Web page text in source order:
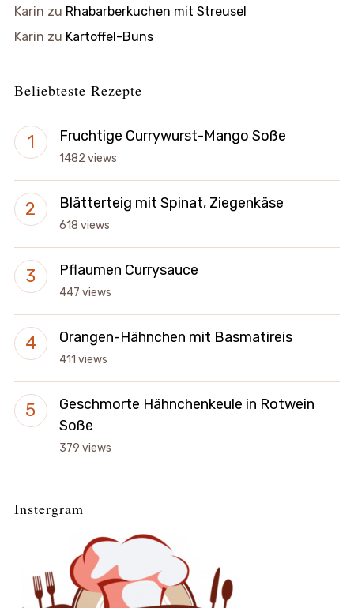
Karin zu Rhabarberkuchen mit Streusel
Karin zu Kartoffel-Buns
Beliebteste Rezepte
Fruchtige Currywurst-Mango Soße
1482 views
Blätterteig mit Spinat, Ziegenkäse
618 views
Pflaumen Currysauce
447 views
Orangen-Hähnchen mit Basmatireis
411 views
Geschmorte Hähnchenkeule in Rotwein
Soße
379 views
Instergram